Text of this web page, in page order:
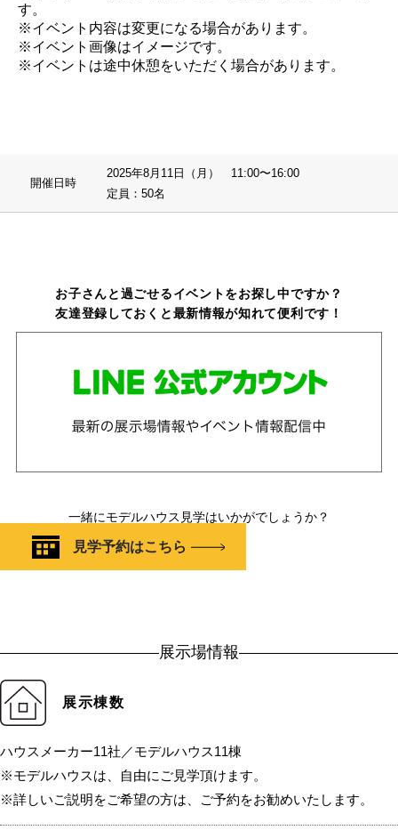
す。
※イベント内容は変更になる場合があります。
※イベント画像はイメージです。
※イベントは途中休憩をいただく場合があります。
開催日時
2025年8月11日（月） 11:00〜16:00
定員：50名
お子さんと過ごせるイベントをお探し中ですか？
友達登録しておくと最新情報が知れて便利です！
一緒にモデルハウス見学はいかがでしょうか？
見学予約はこちら
展示場情報
展示棟数
ハウスメーカー11社／モデルハウス11棟
※モデルハウスは、自由にご見学頂けます。
※詳しいご説明をご希望の方は、ご予約をお勧めいたします。